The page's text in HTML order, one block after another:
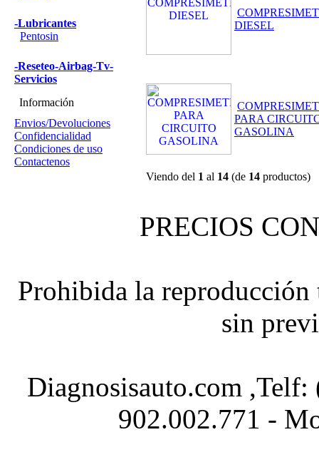
-Lubricantes
Pentosin
-Reseteo-Airbag-Tv-
Servicios
Información
Envios/Devoluciones
Confidencialidad
Condiciones de uso
Contactenos
DIESEL
PARA
GASOLINA
Viendo del 1 al 14 (de 14 productos)
PRECIOS
Prohibida la
sin
Diagnosisauto.com
902.002.771 -